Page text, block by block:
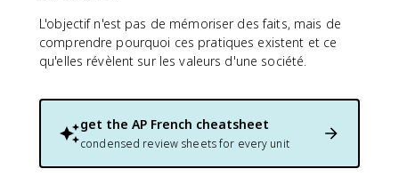
L'objectif n'est pas de mémoriser des faits, mais de
comprendre pourquoi ces pratiques existent et ce
qu'elles révèlent sur les valeurs d'une société.
get the AP French cheatsheet
condensed review sheets for every unit